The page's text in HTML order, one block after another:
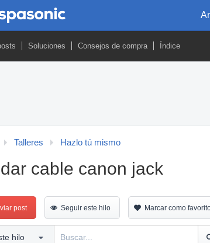
Soluciones Consejos de compra Índice
Talleres Hazlo tú mismo
cable canon jack
post Seguir este hilo Marcar como